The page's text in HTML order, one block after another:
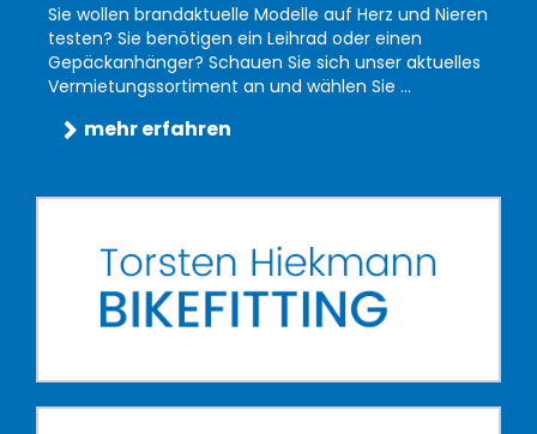
Sie wollen brandaktuelle Modelle auf Herz und Nieren
testen? Sie benötigen ein Leihrad oder einen
Gepäckanhänger? Schauen Sie sich unser aktuelles
Vermietungssortiment an und wählen Sie ...
mehr erfahren